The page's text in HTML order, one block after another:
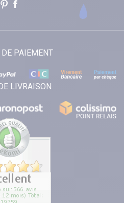
PAIEMENT
LIVRAISON